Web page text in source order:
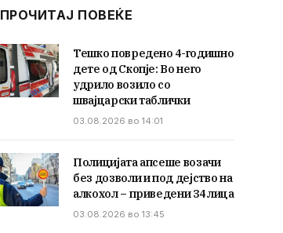
ПРОЧИТАЈ ПОВЕЌЕ
Тешко повредено 4-годишно
дете од Скопје: Во него
удрило возило со
швајцарски таблички
03.08.2026 во 14:01
Полицијата апсеше возачи
без дозволи и под дејство на
алкохол – приведени 34 лица
03.08.2026 во 13:45